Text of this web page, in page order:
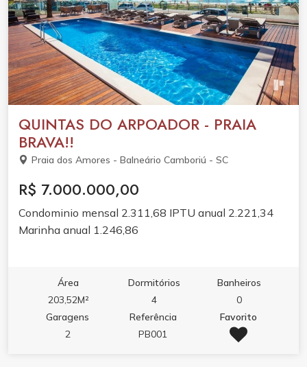
QUINTAS DO ARPOADOR - PRAIA
BRAVA!!
Praia dos Amores - Balneário Camboriú - SC
R$ 7.000.000,00
Condominio mensal 2.311,68 IPTU anual 2.221,34
Marinha anual 1.246,86
Área
203,52M²
Dormitórios
4
Banheiros
0
Garagens
2
Referência
PB001
Favorito